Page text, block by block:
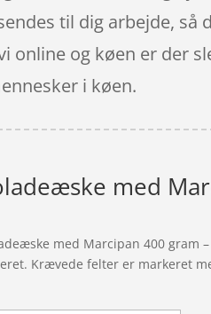
til dig arbejde,
online og køen er der
i køen.
med
med Marcipan 400 gram
Krævede felter er markeret